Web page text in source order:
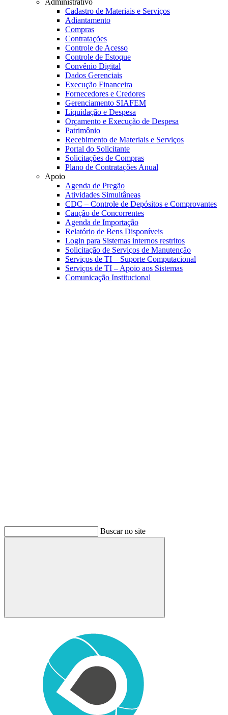
Administrativo
Cadastro de Materiais e Serviços
Adiantamento
Compras
Contratações
Controle de Acesso
Controle de Estoque
Convênio Digital
Dados Gerenciais
Execução Financeira
Fornecedores e Credores
Gerenciamento SIAFEM
Liquidação e Despesa
Orçamento e Execução de Despesa
Patrimônio
Recebimento de Materiais e Serviços
Portal do Solicitante
Solicitações de Compras
Plano de Contratações Anual
Apoio
Agenda de Pregão
Atividades Simultâneas
CDC – Controle de Depósitos e Comprovantes
Caução de Concorrentes
Agenda de Importação
Relatório de Bens Disponíveis
Login para Sistemas internos restritos
Solicitação de Serviços de Manutenção
Serviços de TI – Suporte Computacional
Serviços de TI – Apoio aos Sistemas
Comunicação Institucional
Buscar no site
Buscar